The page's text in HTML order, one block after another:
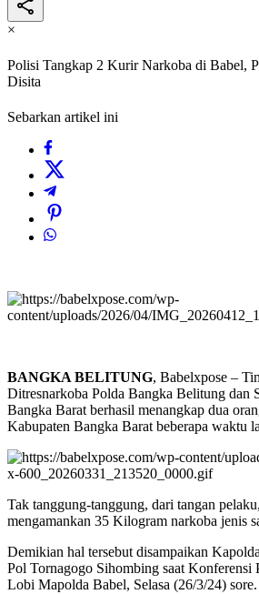
×
Polisi Tangkap 2 Kurir Narkoba di Babel,
Disita
Sebarkan artikel ini
BANGKA BELITUNG, Babelxpose –
Ditresnarkoba Polda Bangka Belitung dan
Bangka Barat berhasil menangkap dua
Kabupaten Bangka Barat beberapa waktu
Tak tanggung-tanggung, dari tangan
mengamankan 35 Kilogram narkoba jenis
Demikian hal tersebut disampaikan
Pol Tornagogo Sihombing saat Konferensi
Lobi Mapolda Babel, Selasa (26/3/24) sore.